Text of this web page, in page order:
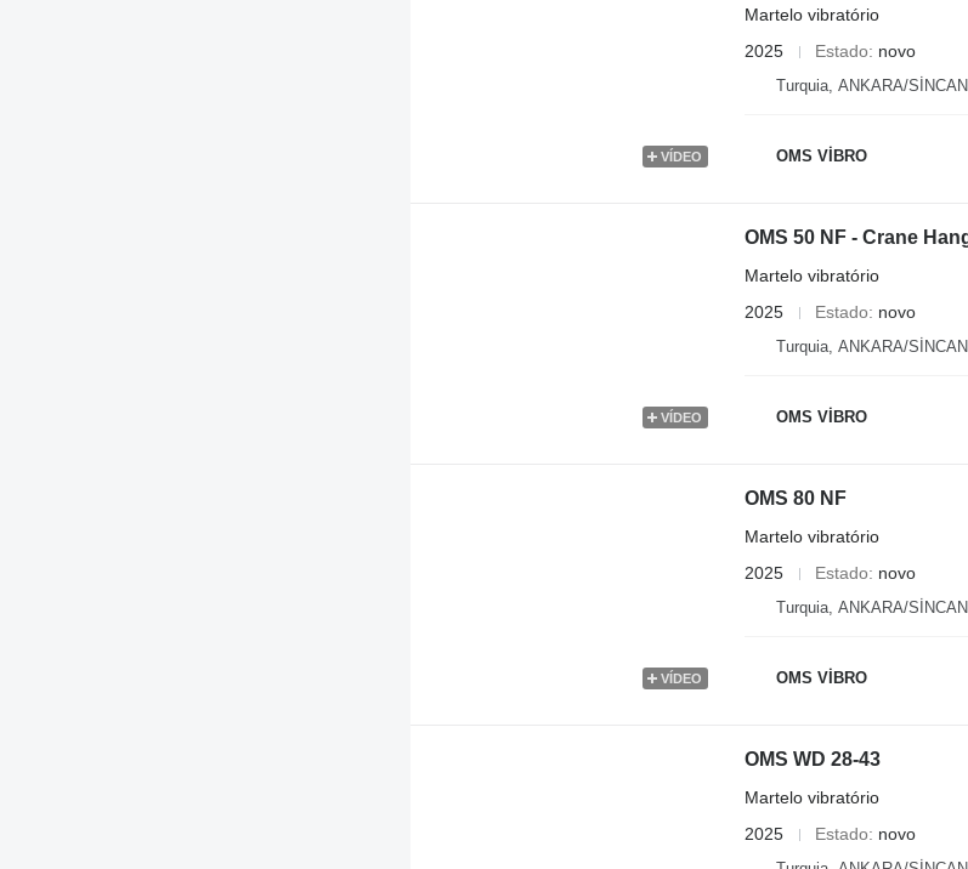
VÍDEO
Martelo vibratório
2025
Estado novo
Turquia, ANKARA/SİNCAN
OMS VİBRO
VÍDEO
OMS 50 NF - Crane
Martelo vibratório
2025
Estado novo
Turquia, ANKARA/SİNCAN
OMS VİBRO
VÍDEO
OMS 80 NF
Martelo vibratório
2025
Estado novo
Turquia, ANKARA/SİNCAN
OMS VİBRO
OMS WD 28-43
Martelo vibratório
2025
Estado novo